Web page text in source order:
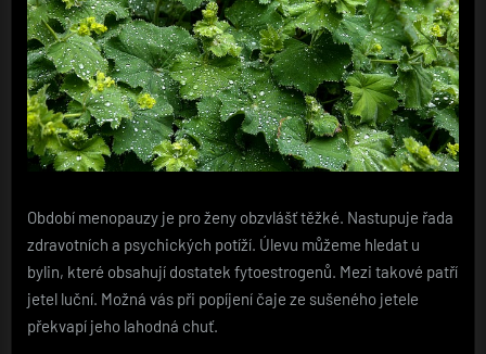
Období menopauzy je pro ženy obzvlášť těžké. Nastupuje řada
zdravotních a psychických potíží. Úlevu můžeme hledat u
bylin, které obsahují dostatek fytoestrogenů. Mezi takové patří
jetel luční. Možná vás při popíjení čaje ze sušeného jetele
překvapí jeho lahodná chuť.